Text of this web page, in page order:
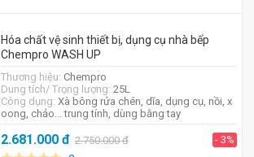
Hóa chất vệ sinh thiết bị, dụng cụ nhà bếp
Chempro WASH UP
Thương hiệu: Chempro
Dung tích/ Trọng lượng: 25L
Công dụng: Xà bông rửa chén, dĩa, dụng cụ, nồi, x
oong, chảo... trung tính, dùng bằng tay
2.681.000đ 2.750.000đ - 3%